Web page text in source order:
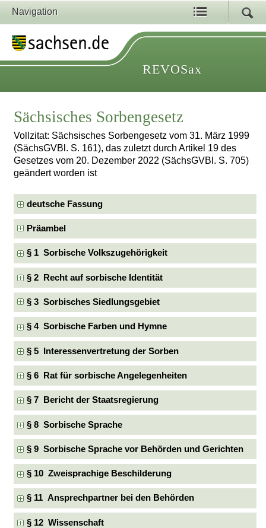
Navigation
REVOSax
Sächsisches Sorbengesetz
Vollzitat: Sächsisches Sorbengesetz vom 31. März 1999
(SächsGVBl. S. 161), das zuletzt durch Artikel 19 des
Gesetzes vom 20. Dezember 2022 (SächsGVBl. S. 705)
geändert worden ist
deutsche Fassung
Präambel
§ 1 Sorbische Volkszugehörigkeit
§ 2 Recht auf sorbische Identität
§ 3 Sorbisches Siedlungsgebiet
§ 4 Sorbische Farben und Hymne
§ 5 Interessenvertretung der Sorben
§ 6 Rat für sorbische Angelegenheiten
§ 7 Bericht der Staatsregierung
§ 8 Sorbische Sprache
§ 9 Sorbische Sprache vor Behörden und Gerichten
§ 10 Zweisprachige Beschilderung
§ 11 Ansprechpartner bei den Behörden
§ 12 Wissenschaft